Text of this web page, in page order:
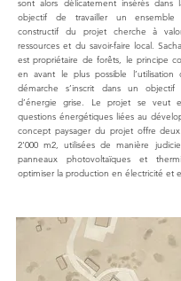
sont alors délicatement insérés
objectif de travailler un ensemble
constructif du projet cherche à
ressources et du savoir-faire local.
est propriétaire de forêts, le principe
en avant le plus possible
démarche s’inscrit dans un
d’énergie grise. Le projet se veut
questions énergétiques liées au
concept paysager du projet offre
2'000 m2, utilisées de manière
panneaux photovoltaïques et
optimiser la production en électricité et